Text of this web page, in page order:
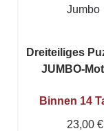
Jumbo
Dreiteiliges
JUMBO-
Binnen 14
23,00 €